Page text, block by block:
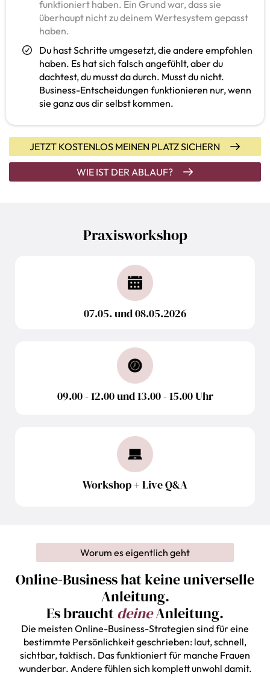
funktioniert haben. Ein Grund war, dass sie
überhaupt nicht zu deinem Wertesystem gepasst
haben.
Du hast Schritte umgesetzt, die andere empfohlen
haben. Es hat sich falsch angefühlt, aber du
dachtest, du musst da durch. Musst du nicht.
Business-Entscheidungen funktionieren nur, wenn
sie ganz aus dir selbst kommen.
JETZT KOSTENLOS MEINEN PLATZ SICHERN
WIE IST DER ABLAUF?
Praxisworkshop
07.05. und 08.05.2026
09.00 - 12.00 und 13.00 - 15.00 Uhr
Workshop + Live Q&A
Worum es eigentlich geht
Online-Business hat keine universelle
Anleitung.
Es brauchtdeineAnleitung.
Die meisten Online-Business-Strategien sind für eine
bestimmte Persönlichkeit geschrieben: laut, schnell,
sichtbar, taktisch. Das funktioniert für manche Frauen
wunderbar. Andere fühlen sich komplett unwohl damit.